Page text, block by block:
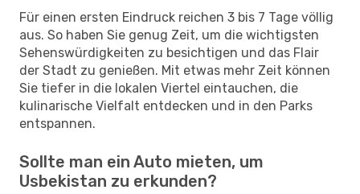
Für einen ersten Eindruck reichen 3 bis 7 Tage völlig
aus. So haben Sie genug Zeit, um die wichtigsten
Sehenswürdigkeiten zu besichtigen und das Flair
der Stadt zu genießen. Mit etwas mehr Zeit können
Sie tiefer in die lokalen Viertel eintauchen, die
kulinarische Vielfalt entdecken und in den Parks
entspannen.
Sollte man ein Auto mieten, um
Usbekistan zu erkunden?